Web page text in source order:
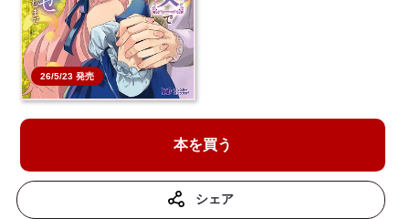
26/5/23 発売
本を買う
シェア